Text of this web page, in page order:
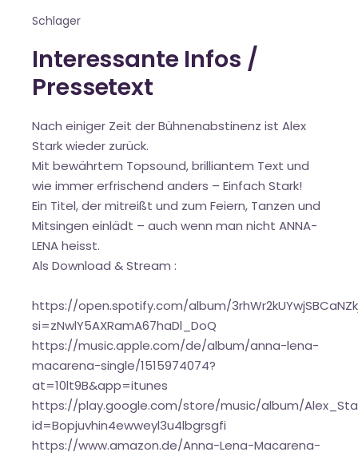
Schlager
Interessante Infos /
Pressetext
Nach einiger Zeit der Bühnenabstinenz ist Alex
Stark wieder zurück.
Mit bewährtem Topsound, brilliantem Text und
wie immer erfrischend anders – Einfach Stark!
Ein Titel, der mitreißt und zum Feiern, Tanzen und
Mitsingen einlädt – auch wenn man nicht ANNA-
LENA heisst.
Als Download & Stream :
https://open.spotify.com/album/
si=zNwlY5AXRamA67haDl_DoQ
https://music.apple.com/de/album/anna-lena-
macarena-single/1515974074?
at=10lt9B&app=itunes
https://play.google.com/store/music/album/
id=Bopjuvhin4ewweyl3u4lbgrsgfi
https://www.amazon.de/Anna-Lena-Macarena-